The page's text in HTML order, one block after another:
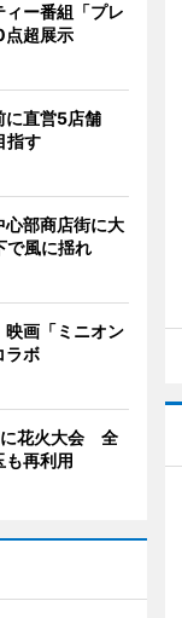
ー番組「プレ
超展示
に直営5店舗
指す
部商店街に大
風に揺れ
画「ミニオン
ラボ
に花火大会 全
も再利用